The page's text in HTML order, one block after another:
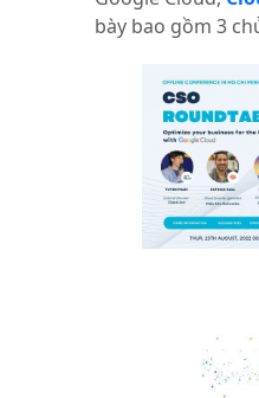
bày bao gồm 3